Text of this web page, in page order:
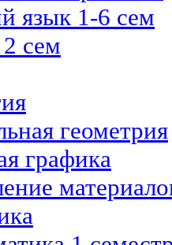
язык 1-6 сем
сем
геометрия
графика